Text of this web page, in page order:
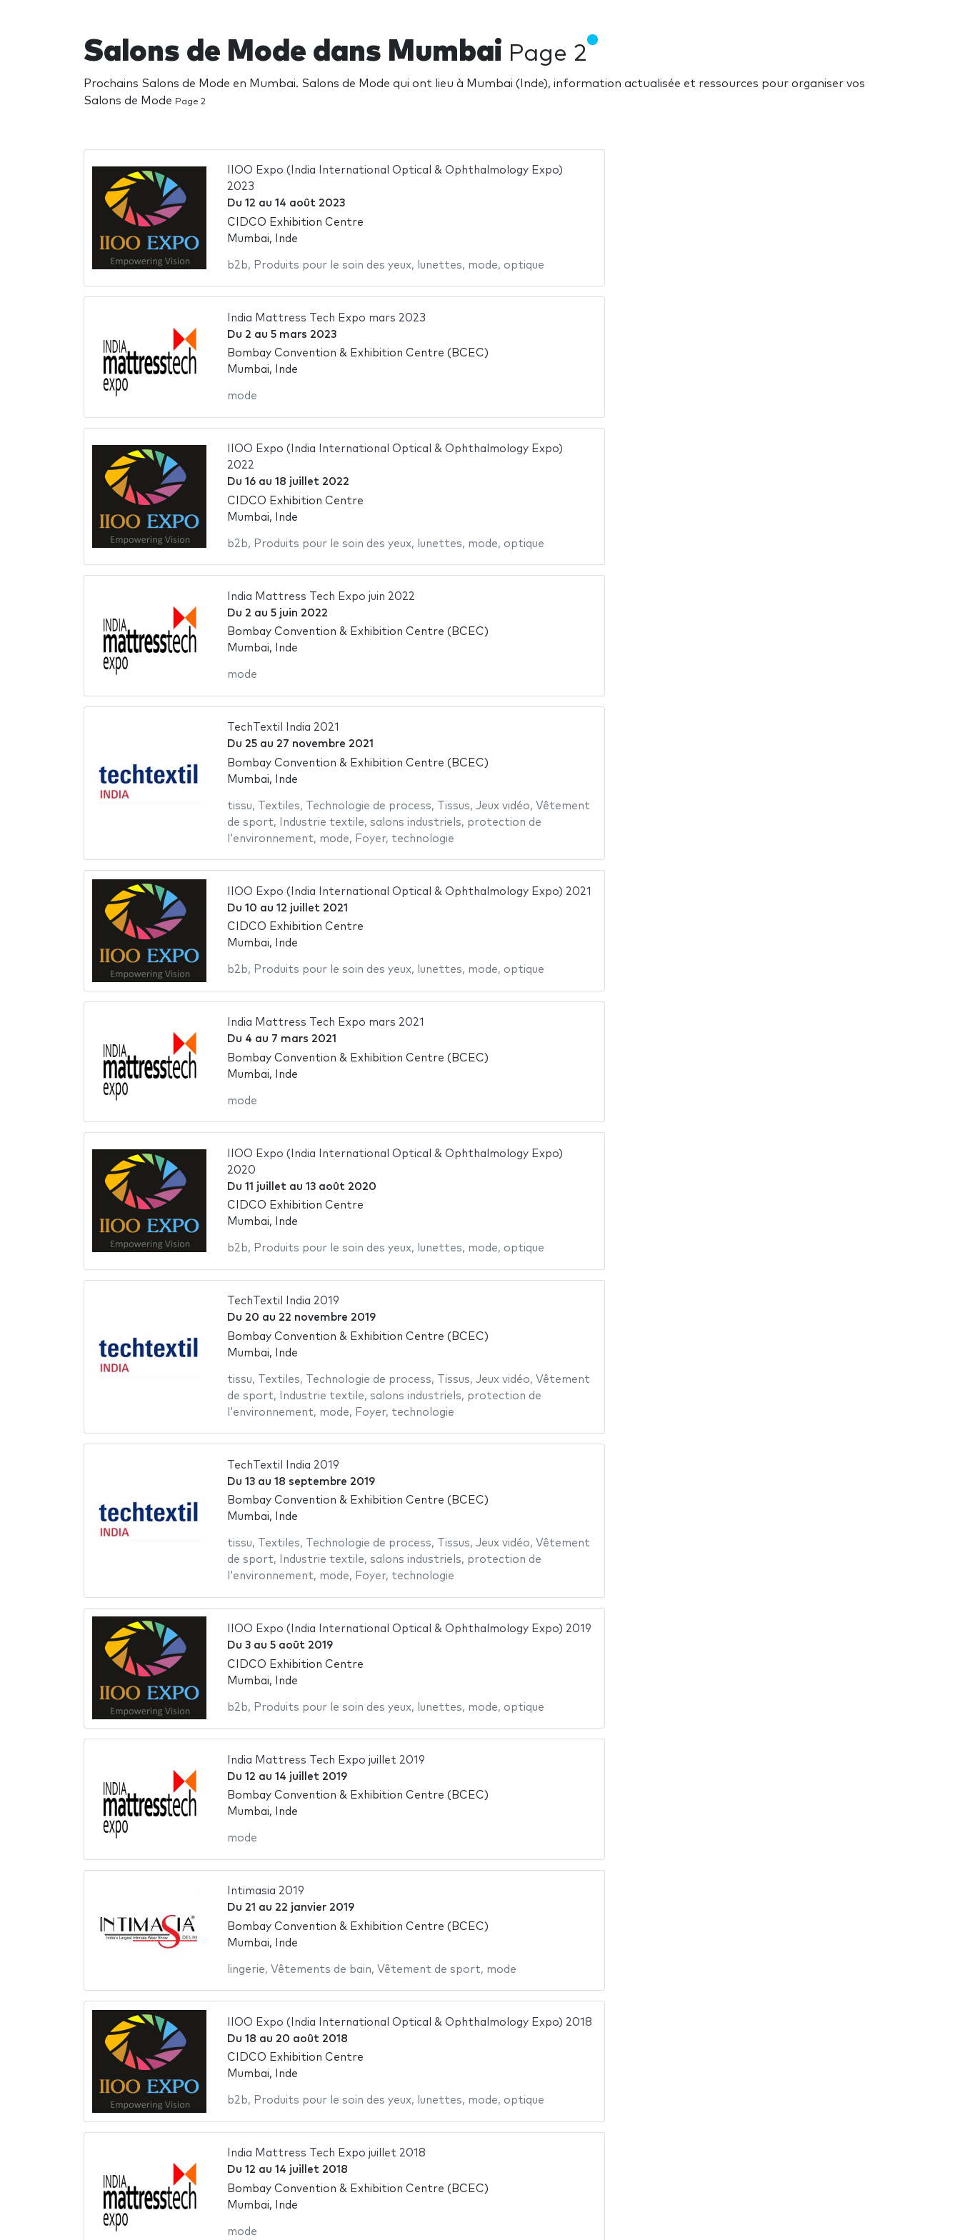
Salons de Mode dans Mumbai Page 2
Prochains Salons de Mode en Mumbai. Salons de Mode qui ont lieu à Mumbai (Inde), information actualisée et ressources pour organiser vos
Salons de Mode Page 2
IIOO Expo (India International Optical & Ophthalmology Expo)
2023
Du 12 au 14 août 2023
CIDCO Exhibition Centre
Mumbai, Inde
b2b, Produits pour le soin des yeux, lunettes, mode, optique
India Mattress Tech Expo mars 2023
Du 2 au 5 mars 2023
Bombay Convention & Exhibition Centre (BCEC)
Mumbai, Inde
mode
IIOO Expo (India International Optical & Ophthalmology Expo)
2022
Du 16au 18 juillet 2022
CIDCO Exhibition Centre
Mumbai, Inde
b2b, Produits pour le soin des yeux, lunettes, mode, optique
India Mattress Tech Expo juin 2022
Du 2 au 5 juin 2022
Bombay Convention & Exhibition Centre (BCEC)
Mumbai, Inde
mode
TechTextil India 2021
Du 25au 27 novembre 2021
Bombay Convention & Exhibition Centre (BCEC)
Mumbai, Inde
tissu, Textiles, Technologie de process, Tissus, Jeux vidéo, Vêtement
de sport, Industrie textile, salons industriels, protection de
l'environnement, mode, Foyer, technologie
IIOO Expo (India International Optical & Ophthalmology Expo) 2021
Du 10 au 12 juillet 2021
CIDCO Exhibition Centre
Mumbai, Inde
b2b, Produits pour le soin des yeux, lunettes, mode, optique
India Mattress Tech Expo mars 2021
Du 4 au 7 mars 2021
Bombay Convention & Exhibition Centre (BCEC)
Mumbai, Inde
mode
IIOO Expo (India International Optical & Ophthalmology Expo)
2020
Du 11 juilletau 13 août 2020
CIDCO Exhibition Centre
Mumbai, Inde
b2b, Produits pour le soin des yeux, lunettes, mode, optique
TechTextil India 2019
Du 20 au 22 novembre 2019
Bombay Convention & Exhibition Centre (BCEC)
Mumbai, Inde
tissu, Textiles, Technologie de process, Tissus, Jeux vidéo, Vêtement
de sport, Industrie textile, salons industriels, protection de
l'environnement, mode, Foyer, technologie
TechTextil India 2019
Du 13au 18 septembre 2019
Bombay Convention & Exhibition Centre (BCEC)
Mumbai, Inde
tissu, Textiles, Technologie de process, Tissus, Jeux vidéo, Vêtement
de sport, Industrie textile, salons industriels, protection de
l'environnement, mode, Foyer, technologie
IIOO Expo (India International Optical & Ophthalmology Expo) 2019
Du 3au 5 août 2019
CIDCO Exhibition Centre
Mumbai, Inde
b2b, Produits pour le soin des yeux, lunettes, mode, optique
India Mattress Tech Expo juillet 2019
Du 12 au 14 juillet 2019
Bombay Convention & Exhibition Centre (BCEC)
Mumbai, Inde
mode
Intimasia 2019
Du 21 au 22 janvier 2019
Bombay Convention & Exhibition Centre (BCEC)
Mumbai, Inde
lingerie, Vêtements de bain, Vêtement de sport, mode
IIOO Expo (India International Optical & Ophthalmology Expo) 2018
Du 18 au 20 août 2018
CIDCO Exhibition Centre
Mumbai, Inde
b2b, Produits pour le soin des yeux, lunettes, mode, optique
India Mattress Tech Expo juillet 2018
Du 12 au 14 juillet 2018
Bombay Convention & Exhibition Centre (BCEC)
Mumbai, Inde
mode